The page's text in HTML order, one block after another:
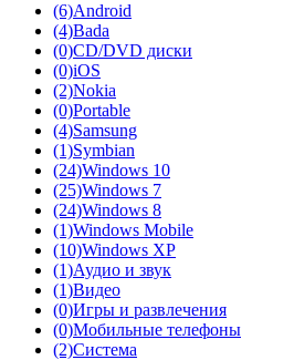
(6)Android
(4)Bada
(0)CD/DVD диски
(0)iOS
(2)Nokia
(0)Portable
(4)Samsung
(1)Symbian
(24)Windows 10
(25)Windows 7
(24)Windows 8
(1)Windows Mobile
(10)Windows XP
(1)Аудио и звук
(1)Видео
(0)Игры и развлечения
(0)Мобильные телефоны
(2)Система